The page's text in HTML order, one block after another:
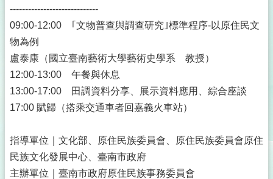
-----------------------------
09:00-12:00 ｢文物普查與調查研究｣標準程序-以原住民文
物為例
盧泰康（國立臺南藝術大學藝術史學系 教授）
12:00-13:00 午餐與休息
13:00-17:00 田調資料分享、展示資料應用、綜合座談
17:00 賦歸（搭乘交通車者回嘉義火車站）
指導單位｜文化部、原住民族委員會、原住民族委員會原住
民族文化發展中心、臺南市政府
主辦單位｜臺南市政府原住民族事務委員會